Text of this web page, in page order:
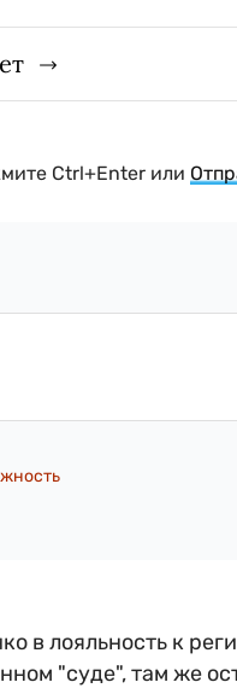
Ctrl+Enter или
в лояльность к
"суде", там же